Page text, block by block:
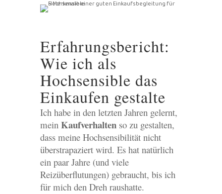
Erfahrungsbericht:
Wie ich als
Hochsensible das
Einkaufen gestalte
Ich habe in den letzten Jahren gelernt,
mein Kaufverhaltenso zu gestalten,
dass meine Hochsensibilität nicht
überstrapaziert wird. Es hat natürlich
ein paar Jahre (und viele
Reizüberflutungen) gebraucht, bis ich
für mich den Dreh raushatte.